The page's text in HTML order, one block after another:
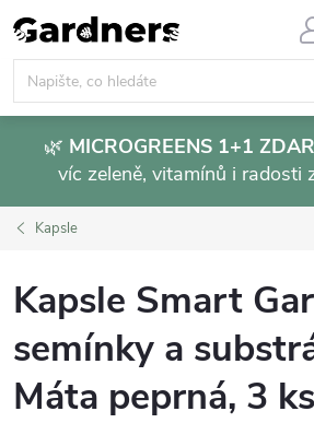
Přejít
na
obsah
🌿 MICROGREENS 1+1
víc zeleně, vitamínů i radosti
Kapsle
Kapsle Smart
semínky a
Máta peprná, 3 ks